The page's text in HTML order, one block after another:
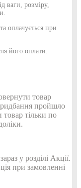
ваги, розміру,
оплачується при
його оплати.
товар
пройшло
тільки по
у розділі Акції.
при замовленні